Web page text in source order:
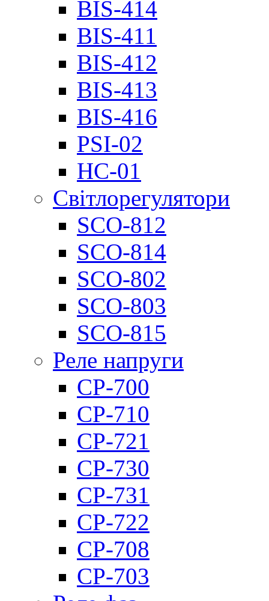
BIS-414
BIS-411
BIS-412
BIS-413
BIS-416
PSI-02
НС-01
Світлорегулятори
SCO-812
SCO-814
SCO-802
SCO-803
SCO-815
Реле напруги
CP-700
CP-710
CP-721
CP-730
CP-731
CP-722
CP-708
CP-703